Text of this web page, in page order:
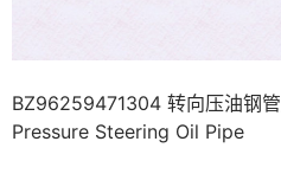
BZ96259471304 转向压油钢
Pressure Steering Oil Pipe